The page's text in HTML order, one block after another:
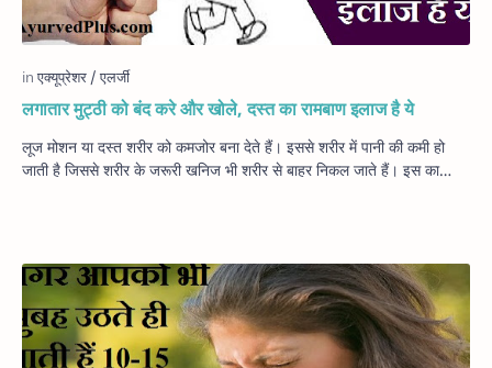
लगातार मुट्ठी को बंद करे और खोले, दस्त का रामबाण इलाज है ये
लूज मोशन या दस्त शरीर को कमजोर बना देते हैं। इससे शरीर में पानी की कमी हो
जाती है जिससे शरीर के जरूरी खनिज भी शरीर से बाहर निकल जाते हैं। इस का…